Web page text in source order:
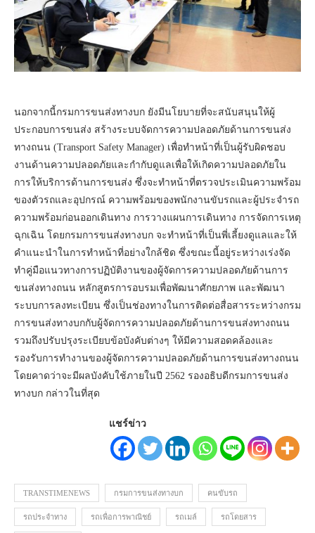
นอกจากนี้กรมการขนส่งทางบก ยังมีนโยบายที่จะสนับสนุนให้ผู้
ประกอบการขนส่ง สร้างระบบจัดการความปลอดภัยด้านการขนส่ง
ทางถนน (Transport Safety Manager) เพื่อทำหน้าที่เป็นผู้รับผิดชอบ
งานด้านความปลอดภัยและกำกับดูแลเพื่อให้เกิดความปลอดภัยใน
การให้บริการด้านการขนส่ง ซึ่งจะทำหน้าที่ตรวจประเมินความพร้อม
ของตัวรถและอุปกรณ์ ความพร้อมของพนักงานขับรถและผู้ประจำรถ
ความพร้อมก่อนออกเดินทาง การวางแผนการเดินทาง การจัดการเหตุ
ฉุกเฉิน โดยกรมการขนส่งทางบก จะทำหน้าที่เป็นพี่เลี้ยงดูแลและให้
คำแนะนำในการทำหน้าที่อย่างใกล้ชิด ซึ่งขณะนี้อยู่ระหว่างเร่งจัด
ทำคู่มือแนวทางการปฏิบัติงานของผู้จัดการความปลอดภัยด้านการ
ขนส่งทางถนน หลักสูตรการอบรมเพื่อพัฒนาศักยภาพ และพัฒนา
ระบบการลงทะเบียน ซึ่งเป็นช่องทางในการติดต่อสื่อสารระหว่างกรม
การขนส่งทางบกกับผู้จัดการความปลอดภัยด้านการขนส่งทางถนน
รวมถึงปรับปรุงระเบียบข้อบังคับต่างๆ ให้มีความสอดคล้องและ
รองรับการทำงานของผู้จัดการความปลอดภัยด้านการขนส่งทางถนน
โดยคาดว่าจะมีผลบังคับใช้ภายในปี 2562 รองอธิบดีกรมการขนส่ง
ทางบก กล่าวในที่สุด
แชร์ข่าว
TRANSTIMENEWS กรมการขนส่งทางบก คนขับรถ
รถประจำทาง รถเพื่อการพาณิชย์ รถเมล์ รถโดยสาร